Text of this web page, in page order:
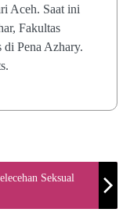
Aceh. Saat ini
Fakultas
di Pena Azhary.
Seksual